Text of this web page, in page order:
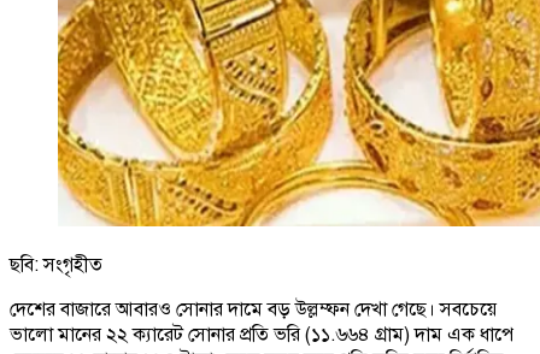
ছবি: সংগৃহীত
দেশের বাজারে আবারও সোনার দামে বড় উল্লম্ফন দেখা গেছে। সবচেয়ে
ভালো মানের ২২ ক্যারেট সোনার প্রতি ভরি (১১.৬৬৪ গ্রাম) দাম এক ধাপে